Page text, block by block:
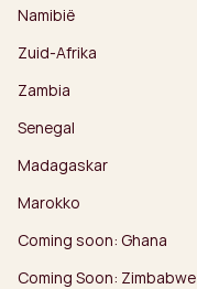
Namibië
Zuid-Afrika
Zambia
Senegal
Madagaskar
Marokko
Coming soon: Ghana
Coming Soon: Zimbabwe